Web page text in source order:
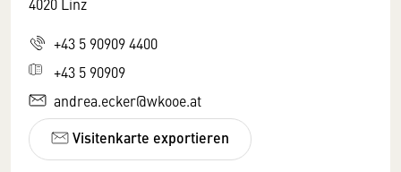
+43 5 90909 4400
+43 5 90909
andrea.ecker@wkooe.at
Visitenkarte exportieren